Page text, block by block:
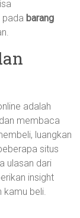
pada barang
adalah
membaca
luangkan
situs
ulasan dari
insight
kamu beli.